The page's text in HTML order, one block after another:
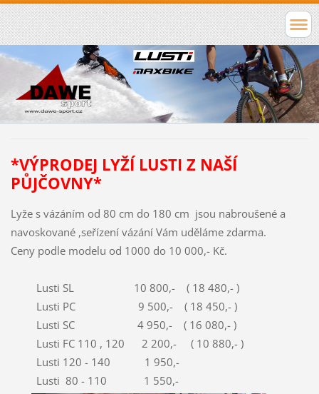
*VÝPRODEJ LYŽÍ LUSTI Z NAŠÍ
PŮJČOVNY*
Lyže s vázáním od 80 cm do 180 cm jsou nabroušené a
navoskované ,seřízení vázání Vám uděláme zdarma.
Ceny podle modelu od 1000 do 10 000,- Kč.
Lusti SL 10 800,- ( 18 480,- )
Lusti PC 9 500,- ( 18 450,- )
Lusti SC 4 950,- ( 16 080,- )
Lusti FC 110 , 120 2 200,- ( 10 880,- )
Lusti 120 - 140 1 950,-
Lusti 80 - 110 1 550,-